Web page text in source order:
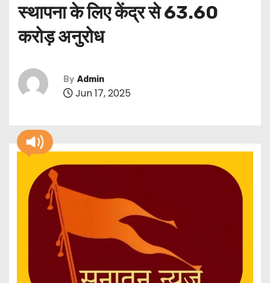
स्थापना के लिए केंद्र से 63.60
करोड़ अनुरोध
By Admin
Jun 17, 2025